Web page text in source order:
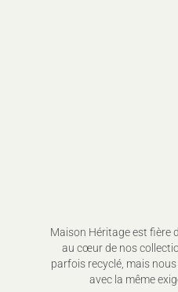
Maison Héritage est fière
au cœur de nos
parfois recyclé, mais
avec la même